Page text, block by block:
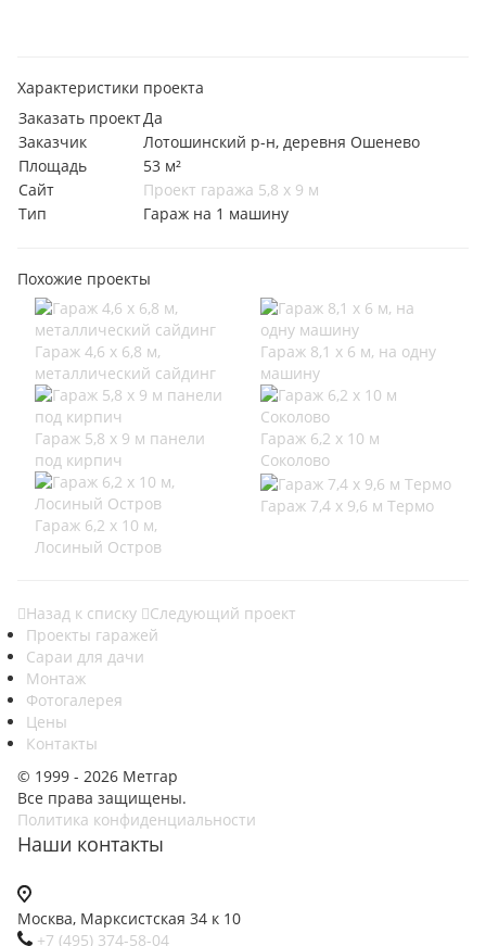
Характеристики проекта
Заказать проектДа
Заказчик
Лотошинский р-н, деревня Ошенево
Площадь
53 м²
Сайт
Проект гаража 5,8 х 9 м
Тип
Гараж на 1 машину
Похожие проекты
Гараж 4,6 х 6,8 м,
металлический сайдинг
Гараж 8,1 х 6 м, на одну
машину
Гараж 5,8 х 9 м панели
под кирпич
Гараж 6,2 х 10 м
Соколово
Гараж 6,2 х 10 м,
Лосиный Остров
Гараж 7,4 х 9,6 м Термо
Назад к списку
Следующий проект
Проекты гаражей
Сараи для дачи
Монтаж
Фотогалерея
Цены
Контакты
© 1999 - 2026 Метгар
Все права защищены.
Политика конфиденциальности
Наши контакты
Москва, Марксистская 34 к 10
+7 (495) 374-58-04